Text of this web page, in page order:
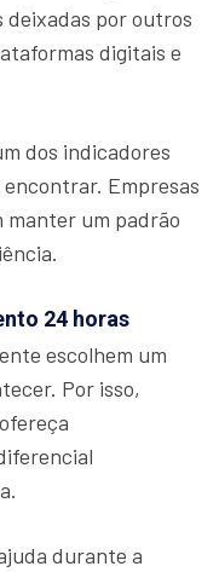
deixadas por outros
digitais e
dos indicadores
Empresas
manter um padrão
24 horas
escolhem um
Por isso,
durante a